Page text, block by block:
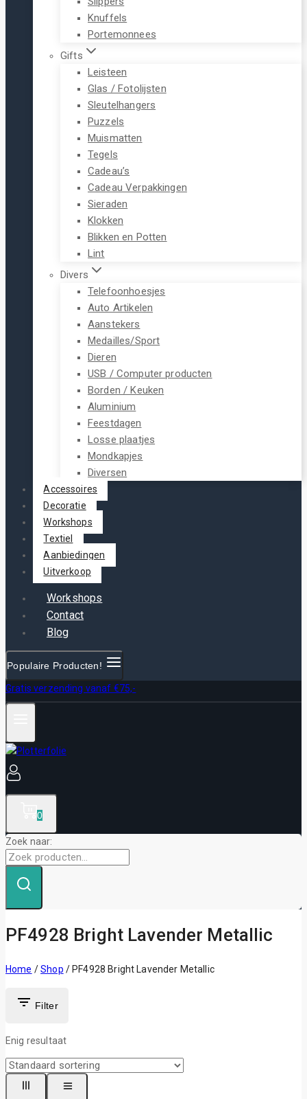
Knuffels
Portemonnees
Gifts
Leisteen
Glas / Fotolijsten
Sleutelhangers
Puzzels
Muismatten
Tegels
Cadeau’s
Cadeau Verpakkingen
Sieraden
Klokken
Blikken en Potten
Lint
Divers
Telefoonhoesjes
Auto Artikelen
Aanstekers
Medailles/Sport
Dieren
USB / Computer producten
Borden / Keuken
Aluminium
Feestdagen
Losse plaatjes
Mondkapjes
Diversen
Accessoires
Decoratie
Workshops
Textiel
Aanbiedingen
Uitverkoop
Workshops
Contact
Blog
Populaire Producten!
Gratis verzending vanaf €75,-
0
Zoek naar:
PF4928 Bright Lavender Metallic
Home /Shop / PF4928 Bright Lavender Metallic
Filter
Enig resultaat